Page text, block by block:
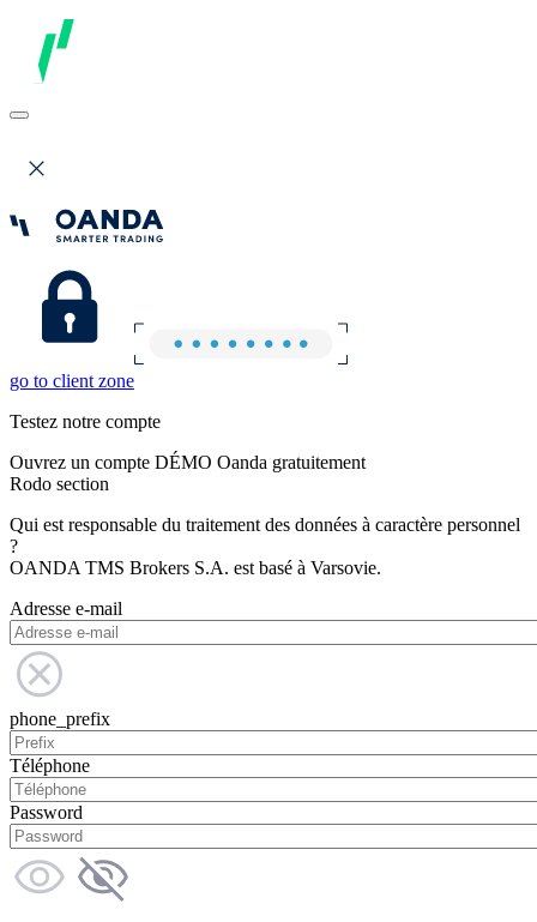
go to client zone
Testez notre compte
Ouvrez un compte DÉMO Oanda gratuitement
Rodo section
Qui est responsable du traitement des données à caractère personnel
?
OANDA TMS Brokers S.A. est basé à Varsovie.
Adresse e-mail
phone_prefix
Téléphone
Password